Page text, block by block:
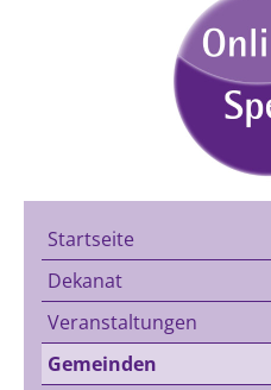
Startseite
Dekanat
Veranstaltungen
Gemeinden